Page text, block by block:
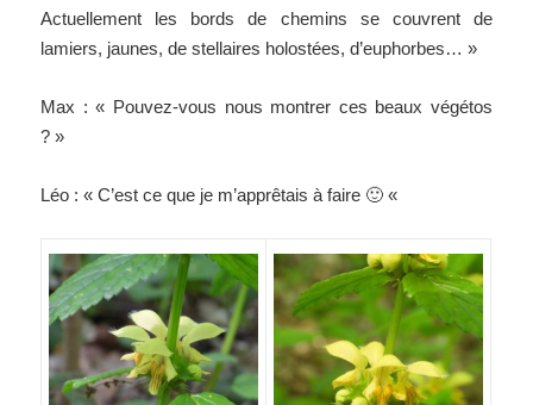
Actuellement les bords de chemins se couvrent de
lamiers, jaunes, de stellaires holostées, d’euphorbes… »
Max : « Pouvez-vous nous montrer ces beaux végétos
? »
Léo : « C’est ce que je m’apprêtais à faire 🙂 «